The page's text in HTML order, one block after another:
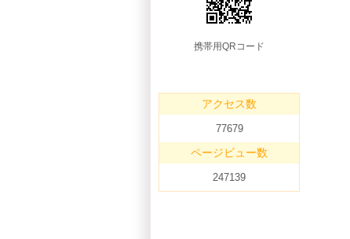
携帯用QRコード
アクセス数
77679
ページビュー数
247139